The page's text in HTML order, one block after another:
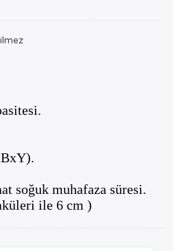
soğuk muhafaza süresi.
ile 6 cm )